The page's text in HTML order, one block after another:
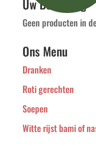
Uw Bestelling
Geen producten in
Ons Menu
Dranken
Roti gerechten
Soepen
Witte rijst bami of